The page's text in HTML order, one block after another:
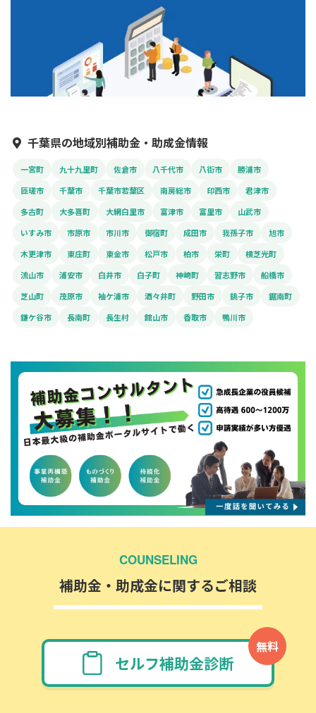
千葉県の地域別補助金・助成金情報
一宮町 九十九里町 佐倉市 八千代市 八街市
勝浦市
匝瑳市
千葉市 千葉市若葉区 南房総市 印西市
君津市
多古町
大多喜町 大網白里市 富津市 富里市
山武市
いすみ市
市原市 市川市 御宿町 成田市 我孫子市
旭市
木更津市
東庄町 東金市 松戸市 柏市 栄町
横芝光町
流山市
浦安市 白井市 白子町 神崎町 習志野市
船橋市
芝山町
茂原市 袖ケ浦市 酒々井町 野田市 銚子市
鋸南町
鎌ケ谷市
長南町 長生村 館山市 香取市 鴨川市
COUNSELING
補助金・助成金に関するご相談
無料
セルフ補助金診断